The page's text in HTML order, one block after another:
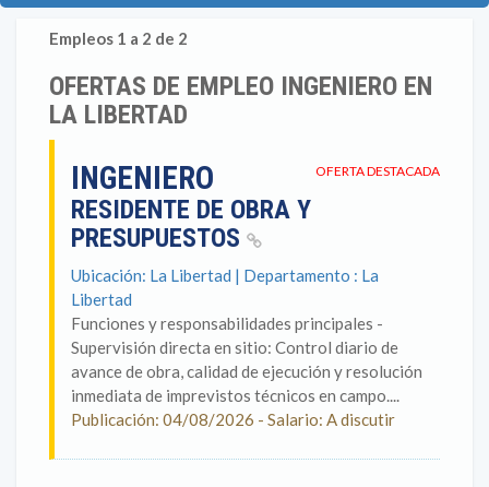
Empleos 1 a 2 de 2
OFERTAS DE EMPLEO INGENIERO EN
LA LIBERTAD
OFERTA DESTACADA
INGENIERO
RESIDENTE DE OBRA Y
PRESUPUESTOS
Ubicación: La Libertad | Departamento : La
Libertad
Funciones y responsabilidades principales -
Supervisión directa en sitio: Control diario de
avance de obra, calidad de ejecución y resolución
inmediata de imprevistos técnicos en campo....
Publicación: 04/08/2026 - Salario: A discutir